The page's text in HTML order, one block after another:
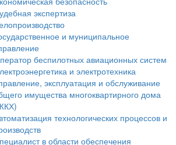
экспертиза
и муниципальное
беспилотных авиационных систем
и электротехника
эксплуатация и обслуживание
имущества многоквартирного дома
технологических процессов и
в области обеспечения